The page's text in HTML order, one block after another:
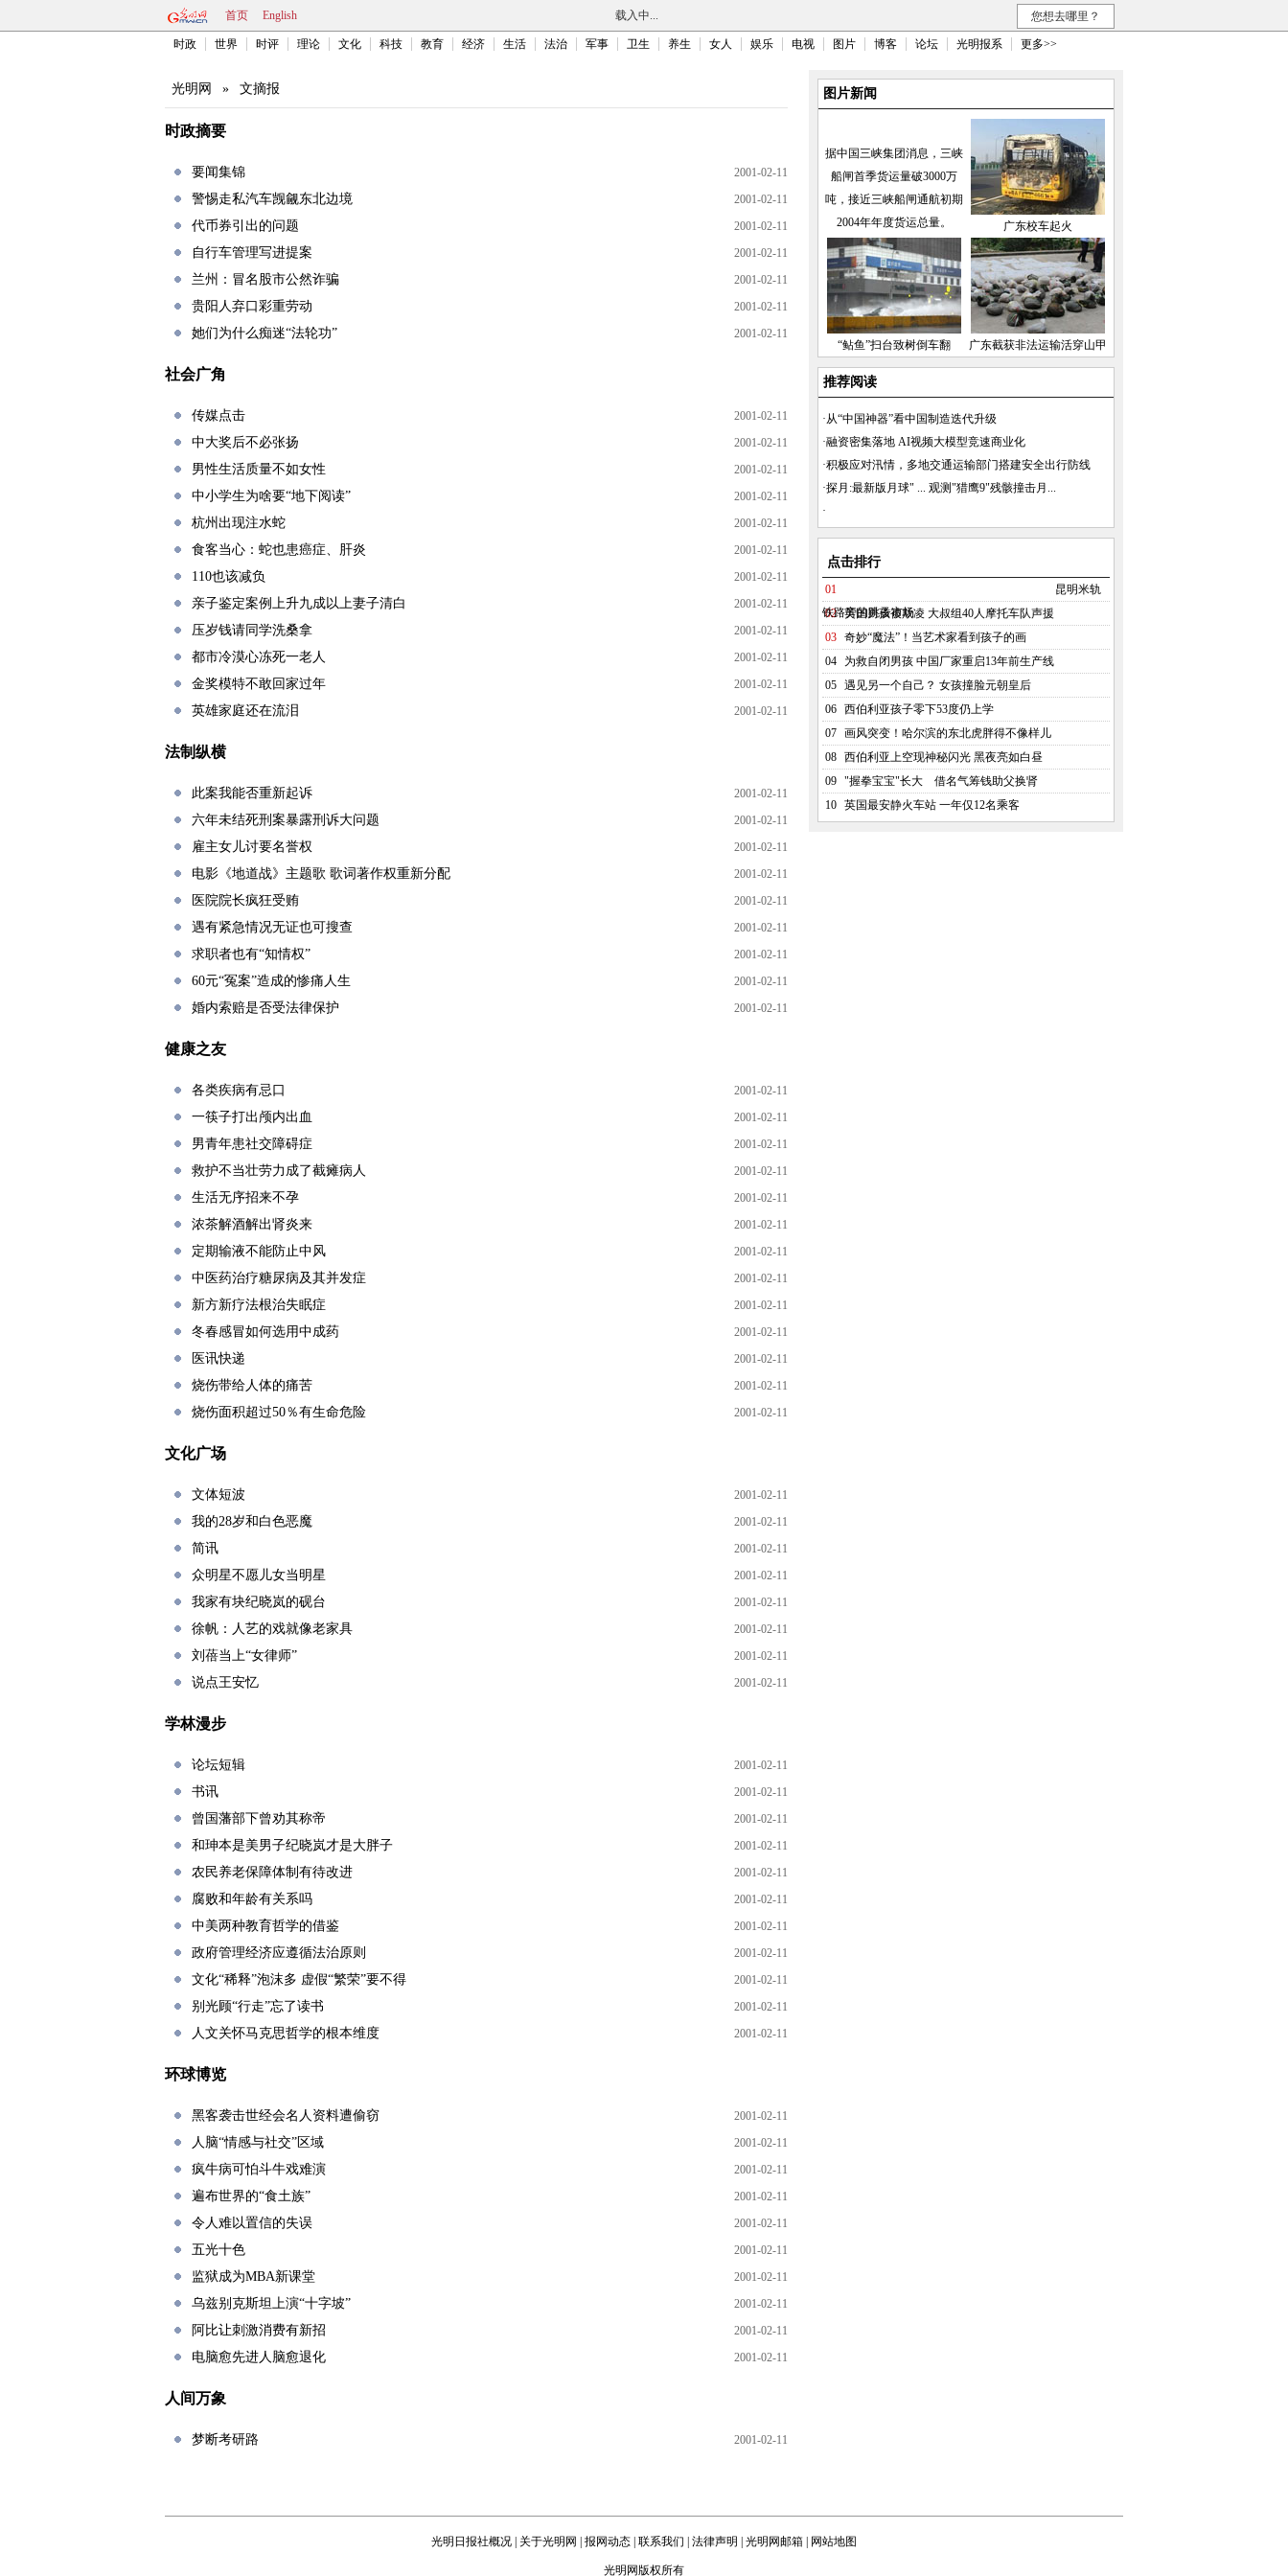
首页 English 载入中... 您想去哪里？
时政 世界 时评 理论 文化 科技 教育 经济 生活 法治 军事 卫生 养生 女人 娱乐 电视 图片 博客 论坛 光明报系 更多>>
光明网 » 文摘报
时政摘要
要闻集锦 2001-02-11
警惕走私汽车觊觎东北边境 2001-02-11
代币券引出的问题 2001-02-11
自行车管理写进提案 2001-02-11
兰州：冒名股市公然诈骗 2001-02-11
贵阳人弃口彩重劳动 2001-02-11
她们为什么痴迷“法轮功” 2001-02-11
社会广角
传媒点击 2001-02-11
中大奖后不必张扬 2001-02-11
男性生活质量不如女性 2001-02-11
中小学生为啥要“地下阅读” 2001-02-11
杭州出现注水蛇 2001-02-11
食客当心：蛇也患癌症、肝炎 2001-02-11
110也该减负 2001-02-11
亲子鉴定案例上升九成以上妻子清白 2001-02-11
压岁钱请同学洗桑拿 2001-02-11
都市冷漠心冻死一老人 2001-02-11
金奖模特不敢回家过年 2001-02-11
英雄家庭还在流泪 2001-02-11
法制纵横
此案我能否重新起诉 2001-02-11
六年未结死刑案暴露刑诉大问题 2001-02-11
雇主女儿讨要名誉权 2001-02-11
电影《地道战》主题歌 歌词著作权重新分配 2001-02-11
医院院长疯狂受贿 2001-02-11
遇有紧急情况无证也可搜查 2001-02-11
求职者也有“知情权” 2001-02-11
60元“冤案”造成的惨痛人生 2001-02-11
婚内索赔是否受法律保护 2001-02-11
健康之友
各类疾病有忌口 2001-02-11
一筷子打出颅内出血 2001-02-11
男青年患社交障碍症 2001-02-11
救护不当壮劳力成了截瘫病人 2001-02-11
生活无序招来不孕 2001-02-11
浓茶解酒解出肾炎来 2001-02-11
定期输液不能防止中风 2001-02-11
中医药治疗糖尿病及其并发症 2001-02-11
新方新疗法根治失眠症 2001-02-11
冬春感冒如何选用中成药 2001-02-11
医讯快递 2001-02-11
烧伤带给人体的痛苦 2001-02-11
烧伤面积超过50％有生命危险 2001-02-11
文化广场
文体短波 2001-02-11
我的28岁和白色恶魔 2001-02-11
简讯 2001-02-11
众明星不愿儿女当明星 2001-02-11
我家有块纪晓岚的砚台 2001-02-11
徐帆：人艺的戏就像老家具 2001-02-11
刘蓓当上“女律师” 2001-02-11
说点王安忆 2001-02-11
学林漫步
论坛短辑 2001-02-11
书讯 2001-02-11
曾国藩部下曾劝其称帝 2001-02-11
和珅本是美男子纪晓岚才是大胖子 2001-02-11
农民养老保障体制有待改进 2001-02-11
腐败和年龄有关系吗 2001-02-11
中美两种教育哲学的借鉴 2001-02-11
政府管理经济应遵循法治原则 2001-02-11
文化“稀释”泡沫多 虚假“繁荣”要不得 2001-02-11
别光顾“行走”忘了读书 2001-02-11
人文关怀马克思哲学的根本维度 2001-02-11
环球博览
黑客袭击世经会名人资料遭偷窃 2001-02-11
人脑“情感与社交”区域 2001-02-11
疯牛病可怕斗牛戏难演 2001-02-11
遍布世界的“食土族” 2001-02-11
令人难以置信的失误 2001-02-11
五光十色 2001-02-11
监狱成为MBA新课堂 2001-02-11
乌兹别克斯坦上演“十字坡” 2001-02-11
阿比让刺激消费有新招 2001-02-11
电脑愈先进人脑愈退化 2001-02-11
人间万象
梦断考研路 2001-02-11
图片新闻
据中国三峡集团消息，三峡
船闸首季货运量破3000万
吨，接近三峡船闸通航初期
2004年年度货运总量。
广东校车起火
“鲇鱼”扫台致树倒车翻 广东截获非法运输活穿山甲
推荐阅读
·从“中国神器”看中国制造迭代升级
·融资密集落地 AI视频大模型竞速商业化
·积极应对汛情，多地交通运输部门搭建安全出行防线
·探月:最新版月球" ... 观测"猎鹰9"残骸撞击月...
·
点击排行
01
昆明米轨
铁路旁的跳蚤市场
02 英国男孩被欺凌 大叔组40人摩托车队声援
03 奇妙“魔法”！当艺术家看到孩子的画
04
为救自闭男孩 中国厂家重启13年前生产线
05 遇见另一个自己？ 女孩撞脸元朝皇后
06 西伯利亚孩子零下53度仍上学
07 画风突变！哈尔滨的东北虎胖得不像样儿
08 西伯利亚上空现神秘闪光 黑夜亮如白昼
09 "握拳宝宝"长大 借名气筹钱助父换肾
10 英国最安静火车站 一年仅12名乘客
光明日报社概况 关于光明网 报网动态 联系我们 法律声明 光明网邮箱 网站地图
光明网版权所有